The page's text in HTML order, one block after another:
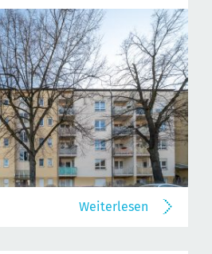
Weiterlesen